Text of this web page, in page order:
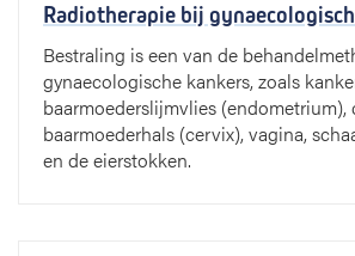
Radiotherapie bij
Bestraling is een van de
gynaecologische kankers, zoals
baarmoederslijmvlies (endometrium),
baarmoederhals (cervix), vagina,
en de eierstokken.